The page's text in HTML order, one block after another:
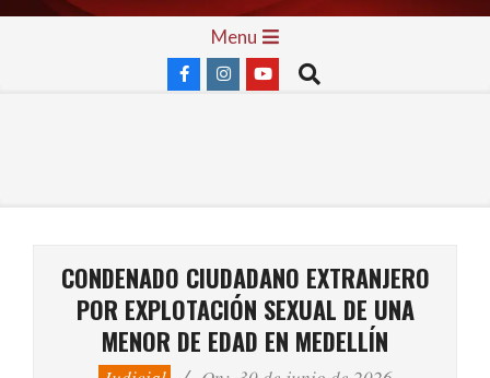
Skip
Menu
Search
CONDENADO CIUDADANO EXTRANJERO
POR EXPLOTACIÓN SEXUAL DE UNA
MENOR DE EDAD EN MEDELLÍN